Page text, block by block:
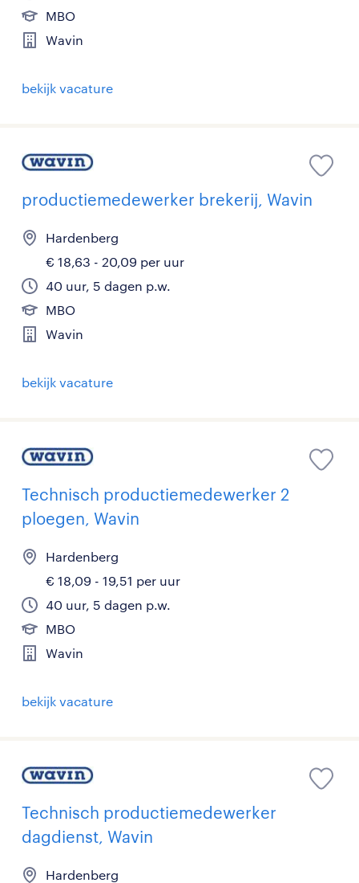
MBO
Wavin
bekijk vacature
productiemedewerker brekerij, Wavin
Hardenberg
€ 18,63 - 20,09 per uur
40 uur, 5 dagen p.w.
MBO
Wavin
bekijk vacature
Technisch productiemedewerker 2
ploegen, Wavin
Hardenberg
€ 18,09 - 19,51 per uur
40 uur, 5 dagen p.w.
MBO
Wavin
bekijk vacature
Technisch productiemedewerker
dagdienst, Wavin
Hardenberg